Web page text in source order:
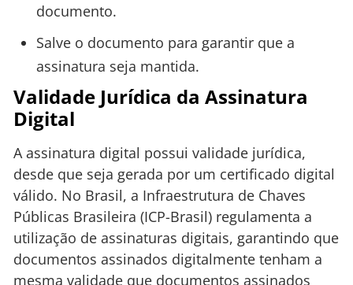
documento.
Salve o documento para garantir que a
assinatura seja mantida.
Validade Jurídica da Assinatura
Digital
A assinatura digital possui validade jurídica,
desde que seja gerada por um certificado digital
válido. No Brasil, a Infraestrutura de Chaves
Públicas Brasileira (ICP-Brasil) regulamenta a
utilização de assinaturas digitais, garantindo que
documentos assinados digitalmente tenham a
mesma validade que documentos assinados